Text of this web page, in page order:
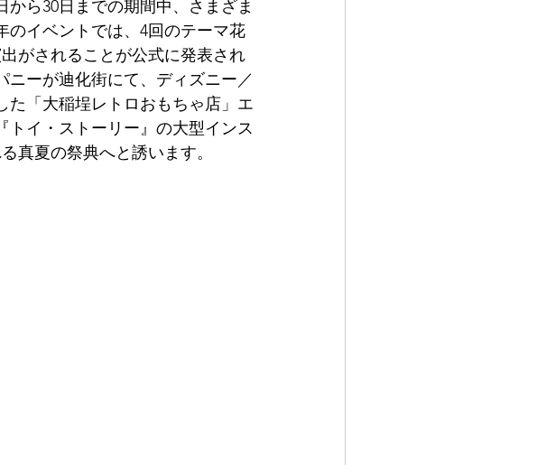
ら30日までの期間中、さまざま
のイベントでは、4回のテーマ花
がされることが公式に発表され
ニーが迪化街にて、ディズニー／
た「大稲埕レトロおもちゃ店」エ
トイ・ストーリー』の大型インス
真夏の祭典へと誘います。